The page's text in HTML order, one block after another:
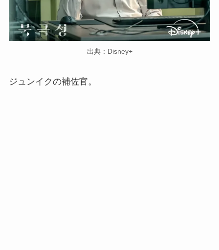
出典：Disney+
ジュンイクの補佐官。